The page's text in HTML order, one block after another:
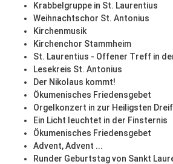
Krabbelgruppe in St. Laurentius
Weihnachtschor St. Antonius
Kirchenmusik
Kirchenchor Stammheim
St. Laurentius - Offener Treff in
Lesekreis St. Antonius
Der Nikolaus kommt!
Ökumenisches Friedensgebet
Orgelkonzert in zur Heiligsten
Ein Licht leuchtet in der Finsternis
Ökumenisches Friedensgebet
Advent, Advent ...
Runder Geburtstag von Sankt